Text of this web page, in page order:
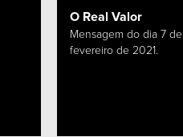
O Real Valor
Mensagem do dia 7 de
fevereiro de 2021.